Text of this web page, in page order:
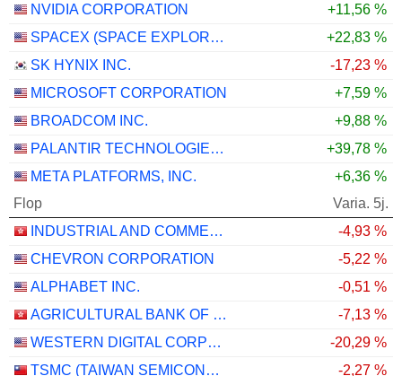
NVIDIA CORPORATION
+11,56 %
SPACEX (SPACE EXPLORATION TECHNOLOGIES)
+22,83 %
SK HYNIX INC.
-17,23 %
MICROSOFT CORPORATION
+7,59 %
BROADCOM INC.
+9,88 %
PALANTIR TECHNOLOGIES INC.
+39,78 %
META PLATFORMS, INC.
+6,36 %
Flop
Varia. 5j.
INDUSTRIAL AND COMMERCIAL BANK OF CHINA LIMITED
-4,93 %
CHEVRON CORPORATION
-5,22 %
ALPHABET INC.
-0,51 %
AGRICULTURAL BANK OF CHINA LIMITED
-7,13 %
WESTERN DIGITAL CORPORATION
-20,29 %
TSMC (TAIWAN SEMICONDUCTOR MANUFACTURING COMPANY)
-2,27 %